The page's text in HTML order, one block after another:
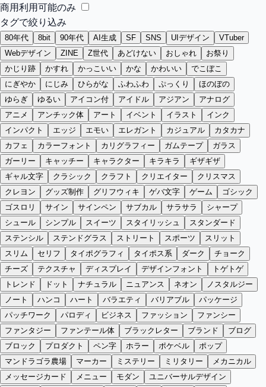
商用利用可能のみ
タグで絞り込み
80年代 8bit 90年代 AI生成 SF SNS UIデザイン
VTuber
Webデザイン
ZINE Z世代 あどけない おしゃれ
お祭り
かじり跡
かすれ かっこいい かな かわいい
でこぼこ
にぎやか
にじみ ひらがな ふわふわ ぷっくり
ほのぼの
ゆらぎ
ゆるい アイコン付 アイドル アジアン
アナログ
アニメ
アンチック体 アート イベント イラスト
インク
インパクト
エッジ エモい エレガント カジュアル
カタカナ
カフェ
カラーフォント カリグラフィー ガムテープ
ガラス
ガーリー
キャッチー キャラクター キラキラ
ギザギザ
ギャル文字
クラシック クラフト クリエイター
クリスマス
クレヨン
グッズ制作 グリフウィキ ゲバ文字 ゲーム
ゴシック
ゴスロリ
サイン サインペン サブカル サラサラ
シャープ
シュール
シンプル スイーツ スタイリッシュ
スタンダード
ステンシル
ステンドグラス ストリート スポーツ
スリット
スリム
セリフ タイポグラフィ タイポス系 ダーク
チョーク
チーズ
テクスチャ ディスプレイ デザインフォント
トゲトゲ
トレンド
ドット ナチュラル ニュアンス ネオン
ノスタルジー
ノート
ハンコ ハート バラエティ バリアブル
パッケージ
パッチワーク
パロディ ビジネス ファッション
ファンシー
ファンタジー
ファンテール体 ブラックレター ブランド
ブログ
ブロック
プロダクト ペン字 ホラー ポケベル
ポップ
マンドラゴラ農場
マーカー ミステリー ミリタリー
メカニカル
メッセージカード
メニュー モダン
ユニバーサルデザイン